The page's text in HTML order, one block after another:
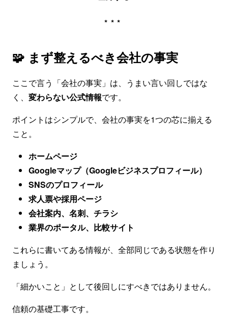
***
🧩 まず整えるべき会社の事実
ここで言う「会社の事実」は、うまい言い回しではな
く、 変わらない公式情報です。
ポイントはシンプルで、会社の事実を1つの芯に揃える
こと。
ホームページ
Googleマップ（Googleビジネスプロフィール）
SNSのプロフィール
求人票や採用ページ
会社案内、名刺、チラシ
業界のポータル、比較サイト
これらに書いてある情報が、全部同じである状態を作り
ましょう。
「細かいこと」として後回しにすべきではありません。
信頼の基礎工事です。